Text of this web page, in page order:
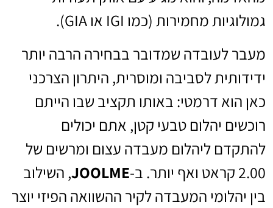
גמולוגיות מחמירות (כמו IGI או GIA).
מעבר לעובדה שמדובר בבחירה הרבה יותר
ידידותית לסביבה ומוסרית, היתרון הצרכני
כאן הוא דרמטי: באותו תקציב שבו הייתם
רוכשים יהלום טבעי קטן, אתם יכולים
להתקדם ליהלום מעבדה עצום ומרשים של
2.00 קראט ואף יותר. ב-
JOOLME, השילוב
בין יהלומי המעבדה לקיר ההשוואה הפיזי יוצר